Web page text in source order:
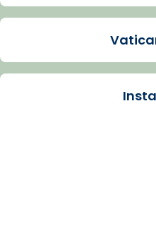
Imatge: Generada
Arquebisbat de